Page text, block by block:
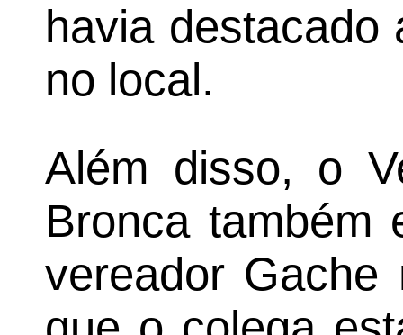
havia destacado
no local.
Além disso, o
Bronca também
vereador Gache